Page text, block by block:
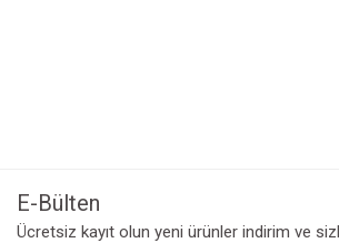
E-Bülten
Ücretsiz kayıt olun yeni ürünler indirim ve